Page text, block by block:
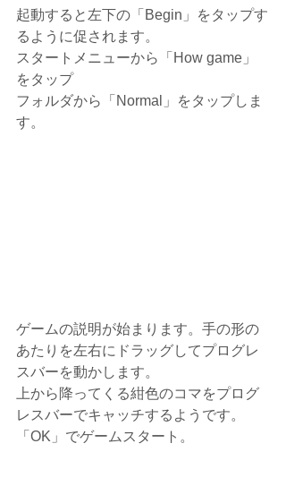
起動すると左下の「Begin」をタップす
るように促されます。
スタートメニューから「How game」
をタップ
フォルダから「Normal」をタップしま
す。
ゲームの説明が始まります。手の形の
あたりを左右にドラッグしてプログレ
スバーを動かします。
上から降ってくる紺色のコマをプログ
レスバーでキャッチするようです。
「OK」でゲームスタート。